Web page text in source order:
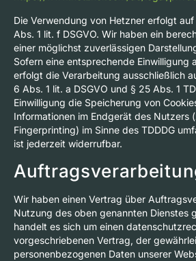
Die Verwendung von Hetzner erfolgt
Abs. 1 lit. f DSGVO. Wir haben ein
einer möglichst zuverlässigen
Sofern eine entsprechende Einwilligung
erfolgt die Verarbeitung ausschließlich
6 Abs. 1 lit. a DSGVO und § 25 Abs. 1
Einwilligung die Speicherung von
Informationen im Endgerät des Nutzers
Fingerprinting) im Sinne des TDDDG
ist jederzeit widerrufbar.
Wir haben einen Vertrag über
Nutzung des oben genannten Dienstes
handelt es sich um einen
vorgeschriebenen Vertrag, der
personenbezogenen Daten unserer